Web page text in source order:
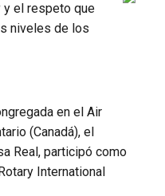
y el respeto que
niveles de los
en el Air
(Canadá), el
Real, participó como
International